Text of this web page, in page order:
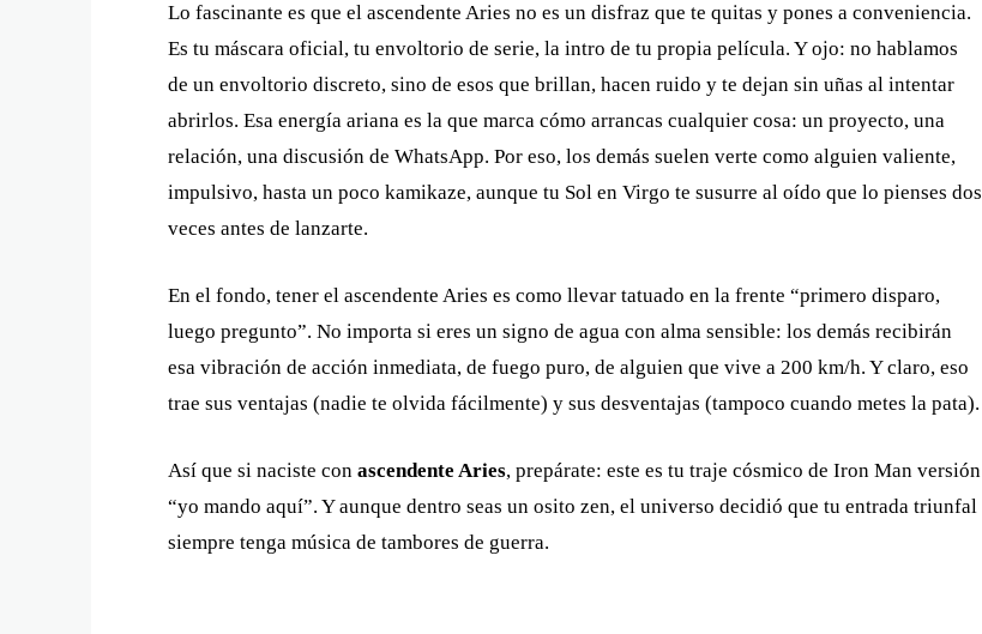
Lo fascinante es que el ascendente Aries no es un disfraz que te quitas y pones a conveniencia.
Es tu máscara oficial, tu envoltorio de serie, la intro de tu propia película. Y ojo: no hablamos
de un envoltorio discreto, sino de esos que brillan, hacen ruido y te dejan sin uñas al intentar
abrirlos. Esa energía ariana es la que marca cómo arrancas cualquier cosa: un proyecto, una
relación, una discusión de WhatsApp. Por eso, los demás suelen verte como alguien valiente,
impulsivo, hasta un poco kamikaze, aunque tu Sol en Virgo te susurre al oído que lo pienses dos
veces antes de lanzarte.
En el fondo, tener el ascendente Aries es como llevar tatuado en la frente “primero disparo,
luego pregunto”. No importa si eres un signo de agua con alma sensible: los demás recibirán
esa vibración de acción inmediata, de fuego puro, de alguien que vive a 200 km/h. Y claro, eso
trae sus ventajas (nadie te olvida fácilmente) y sus desventajas (tampoco cuando metes la pata).
Así que si naciste con ascendente Aries, prepárate: este es tu traje cósmico de Iron Man versión
“yo mando aquí”. Y aunque dentro seas un osito zen, el universo decidió que tu entrada triunfal
siempre tenga música de tambores de guerra.